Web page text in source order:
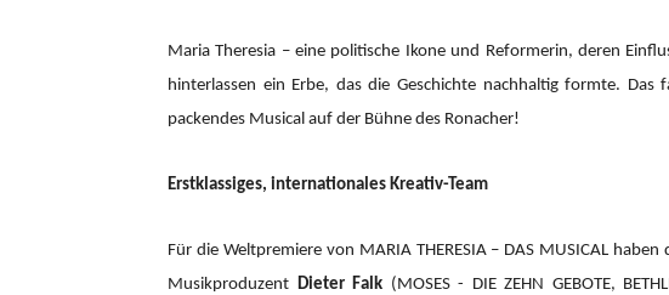
Maria Theresia – eine politische Ikone und Reformerin, deren
hinterlassen ein Erbe, das die Geschichte nachhaltig formte.
packendes Musical auf der Bühne des Ronacher!
Erstklassiges, internationales Kreativ-Team
Für die Weltpremiere von MARIA THERESIA – DAS MUSICAL haben
Musikproduzent Dieter Falk (MOSES - DIE ZEHN GEBOTE,